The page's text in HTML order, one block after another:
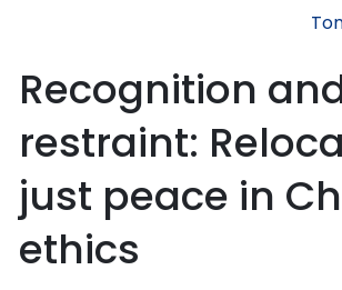
Recognition
restraint:
just peace in
ethics